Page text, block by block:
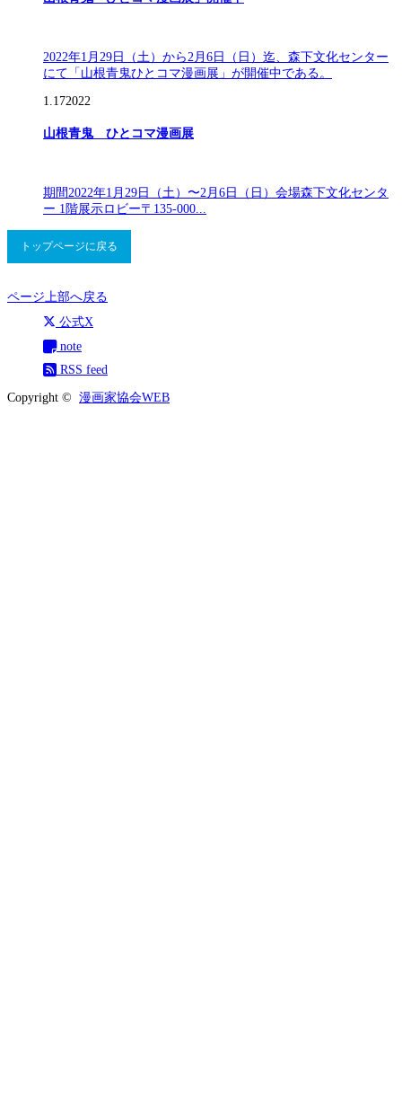
2022年1月29日（土）から2月6日（日）迄、森下文化センター
にて「山根青鬼ひとコマ漫画展」が開催中である。
1.172022
山根青鬼 ひとコマ漫画展
期間2022年1月29日（土）〜2月6日（日）会場森下文化センタ
ー 1階展示ロビー〒135-000...
トップページに戻る
ページ上部へ戻る
公式X
note
RSS feed
Copyright © 漫画家協会WEB